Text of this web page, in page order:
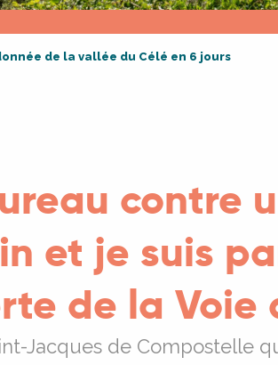
de la vallée du Célé en 6 jours
contre
et je suis
de la Voie
Jacques de Compostelle